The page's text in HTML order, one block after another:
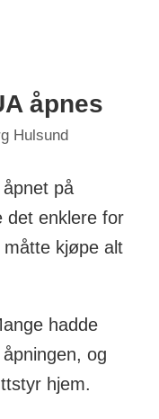
åpnes
Hulsund
på
det enklere for
kjøpe alt
hadde
og
hjem.